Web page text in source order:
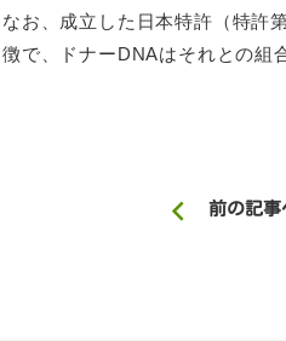
なお、成立した日本特許（特許
徴で、ドナーDNAはそれとの組
前の記事